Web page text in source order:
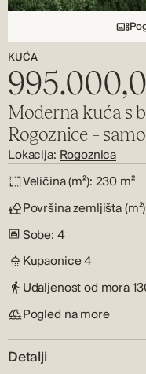
KUĆA
Moderna kuća s
Rogoznice –
Lokacija: Rogoznica
Veličina (m²): 230 m²
Površina zemljišta
Sobe: 4
Kupaonice4
Udaljenost od mora
Pogled na more
Detalji